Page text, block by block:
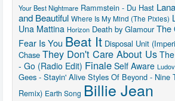
Your Best Nightmare Rammstein - Du Hast
and Beautiful Where Is My Mind (The Pixies)
Una Mattina Horizon Death by Glamour The
Fear Is You Beat It Disposal Unit
Chase They Don't Care About Us
- Go (Radio Edit) Finale Self Aware
Gees - Stayin' Alive Styles Of Beyond - Nine
Remix) Earth Song Billie Jean